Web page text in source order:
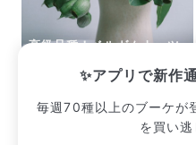
✨アプリで新作
毎週70種以上のブーケが
を買い逃
高級品種！ベルガムナッツ
販売中の